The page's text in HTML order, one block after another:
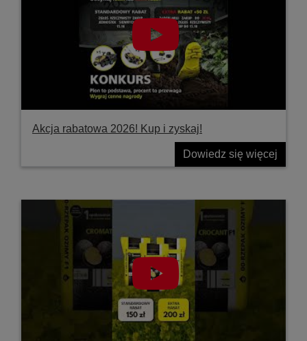
Akcja rabatowa 2026! Kup i zyskaj!
Dowiedz się więcej